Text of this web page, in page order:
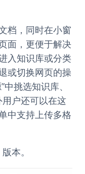
档，同时在小窗
面，更便于解决
入知识库或分类
或切换网页的操
挑选知识库、
户还可以在这
中支持上传多格
本。